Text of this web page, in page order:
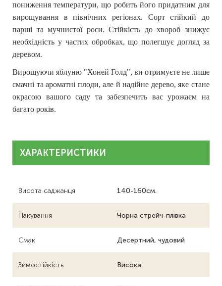
пониження температури, що робить його придатним для
вирощування в північних регіонах.
Сорт стійкий до
парші та мучнистої роси. Стійкість до хвороб знижує
необхідність у частих обробках, що полегшує догляд за
деревом.
Вирощуючи яблуню "Хоней Голд", ви отримуєте не лише
смачні та ароматні плоди, але й надійне дерево, яке стане
окрасою вашого саду та забезпечить вас урожаєм на
багато років.
ХАРАКТЕРИСТИКИ
Висота саджанця 140-160см.
Пакування Чорна стрейч-плівка
Смак Десертний, чудовий
Зимостійкість Висока